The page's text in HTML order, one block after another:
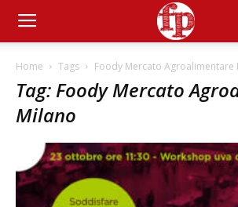
Home Tags Foody Mercato Agroalimentare
Tag: Foody Mercato
Milano